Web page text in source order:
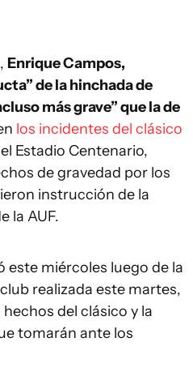
, Enrique Campos,
de la hinchada de
más grave” que la de
los incidentes del clásico
Estadio Centenario,
de gravedad por los
instrucción de la
la AUF.
este miércoles luego de la
realizada este martes,
del clásico y la
tomarán ante los